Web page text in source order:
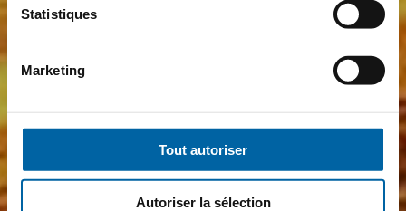
Statistiques
Marketing
Tout autoriser
Autoriser la sélection